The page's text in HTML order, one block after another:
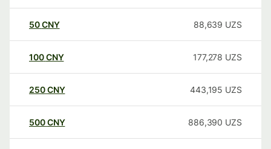
50CNY 88,639 UZS
100CNY 177,278 UZS
250CNY 443,195 UZS
500CNY 886,390 UZS